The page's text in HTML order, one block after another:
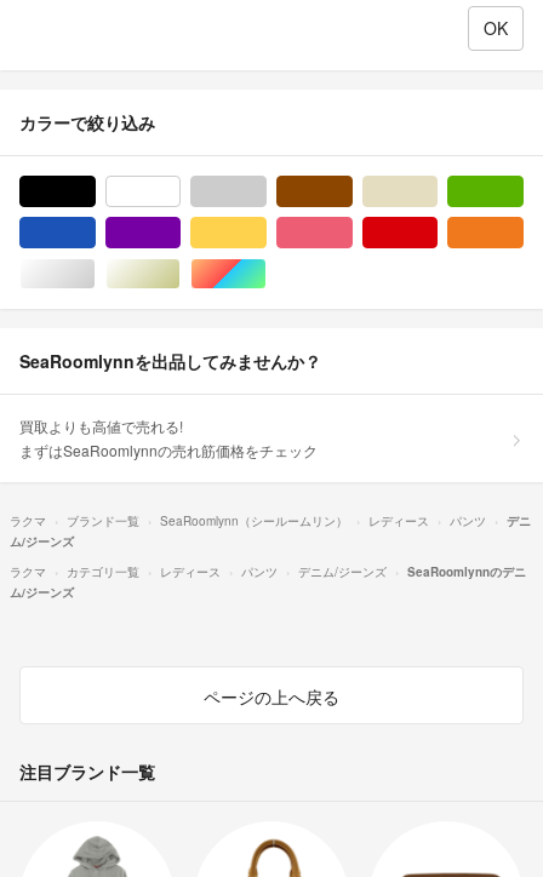
カラーで絞り込み
シルバー/銀色系ゴールド/金色系マルチカラー
SeaRoomlynnを出品してみませんか？
買取よりも高値で売れる!
まずはSeaRoomlynnの売れ筋価格をチェック
ラクマ ブランド一覧 SeaRoomlynn（シールームリン） レディース パンツ
デニ
ム/ジーンズ
ラクマ
カテゴリ一覧 レディース パンツ デニム/ジーンズ
SeaRoomlynnのデニ
ム/ジーンズ
ページの上へ戻る
注目ブランド一覧